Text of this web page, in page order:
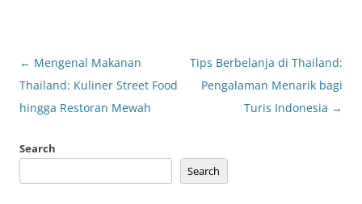
Post
navigation
← Mengenal Makanan
Thailand: Kuliner Street Food
hingga Restoran Mewah
Tips Berbelanja di Thailand:
Pengalaman Menarik bagi
Turis Indonesia →
Search
Search